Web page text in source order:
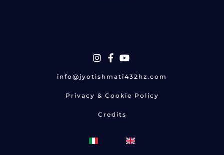
info@jyotishmati432hz.com
Privacy & Cookie Policy
Credits